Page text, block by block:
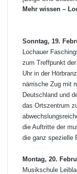
Mehr wissen –
Sonntag, 19.
Lochauer
zum Treffpunkt
Uhr in der
närrische Zug mit
Deutschland und
das Ortszentrum
die Auftritte der
die ganz spezielle
Montag, 20.
Musikschule